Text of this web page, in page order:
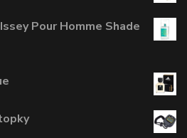
Pour Homme Shade